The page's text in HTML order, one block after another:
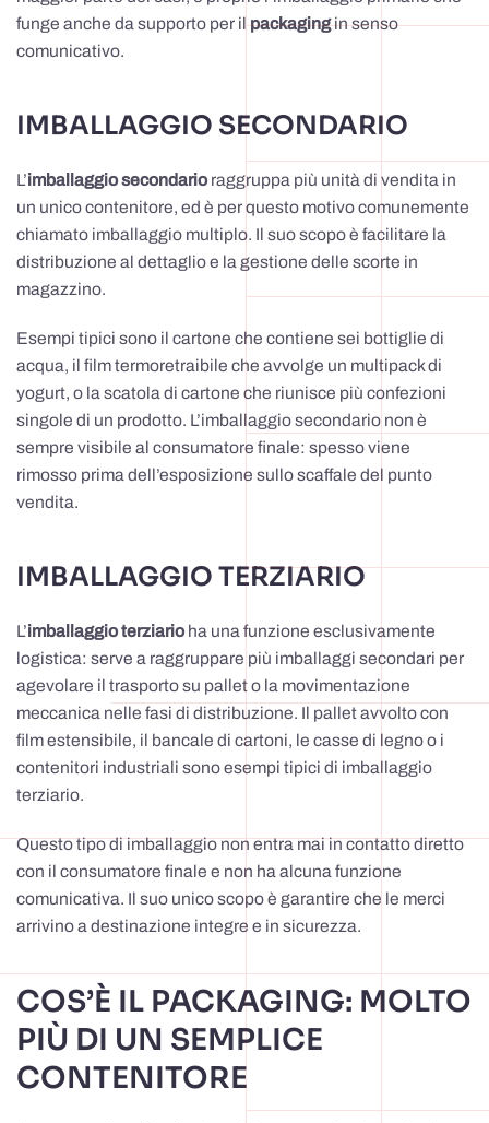
funge anche da supporto per ilpackagingin senso
comunicativo.
IMBALLAGGIO SECONDARIO
L’imballaggio secondarioraggruppa più unità di vendita in
un unico contenitore, ed è per questo motivo comunemente
chiamato imballaggio multiplo. Il suo scopo è facilitare la
distribuzione al dettaglio e la gestione delle scorte in
magazzino.
Esempi tipici sono il cartone che contiene sei bottiglie di
acqua, il film termoretraibile che avvolge un multipack di
yogurt, o la scatola di cartone che riunisce più confezioni
singole di un prodotto. L’imballaggio secondario non è
sempre visibile al consumatore finale: spesso viene
rimosso prima dell’esposizione sullo scaffale del punto
vendita.
IMBALLAGGIO TERZIARIO
L’imballaggio terziarioha una funzione esclusivamente
logistica: serve a raggruppare più imballaggi secondari per
agevolare il trasporto su pallet o la movimentazione
meccanica nelle fasi di distribuzione. Il pallet avvolto con
film estensibile, il bancale di cartoni, le casse di legno o i
contenitori industriali sono esempi tipici di imballaggio
terziario.
Questo tipo di imballaggio non entra mai in contatto diretto
con il consumatore finale e non ha alcuna funzione
comunicativa. Il suo unico scopo è garantire che le merci
arrivino a destinazione integre e in sicurezza.
COS’È IL PACKAGING: MOLTO
PIÙ DI UN SEMPLICE
CONTENITORE